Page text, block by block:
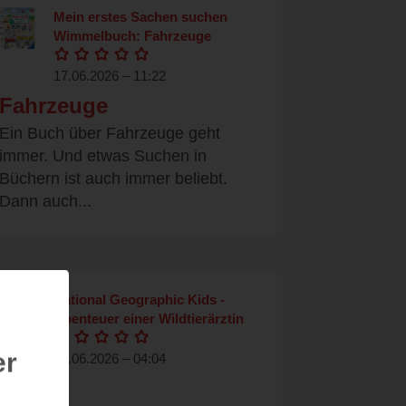
Mein erstes Sachen suchen
Wimmelbuch: Fahrzeuge
17.06.2026 – 11:22
Fahrzeuge
Ein Buch über Fahrzeuge geht
immer. Und etwas Suchen in
Büchern ist auch immer beliebt.
Dann auch...
National Geographic Kids -
Abenteuer einer Wildtierärztin
10.06.2026 – 04:04